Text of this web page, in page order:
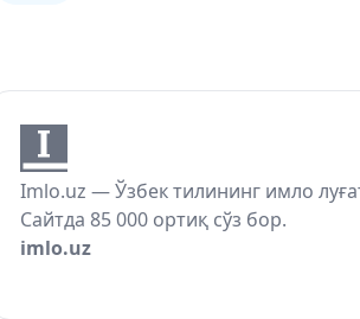
Imlo.uz — Ўзбек тилининг имло
Сайтда 85 000 ортиқ сўз бор.
imlo.uz